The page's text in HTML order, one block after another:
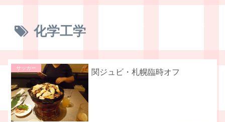
化学工学
サッカー 関ジュビ・札幌臨時オフ